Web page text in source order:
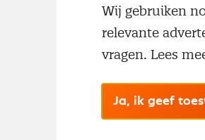
Wij gebruiken
relevante
vragen. Lees
Ja, ik geef